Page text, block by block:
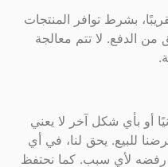
بشرط توافر المنتجات
الدفع. لا تتم معالجة
أو بأي شكل آخر لا يعني
للبيع. يحق لنا، في أي
رفضه لأي سبب. كما نحتفظ